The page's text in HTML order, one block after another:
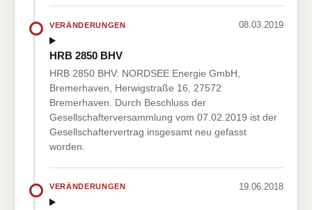
VERÄNDERUNGEN 08.03.2019
HRB 2850 BHV
HRB 2850 BHV: NORDSEE Energie GmbH,
Bremerhaven, Herwigstraße 16, 27572
Bremerhaven. Durch Beschluss der
Gesellschafterversammlung vom 07.02.2019 ist der
Gesellschaftervertrag insgesamt neu gefasst
worden.
VERÄNDERUNGEN 19.06.2018